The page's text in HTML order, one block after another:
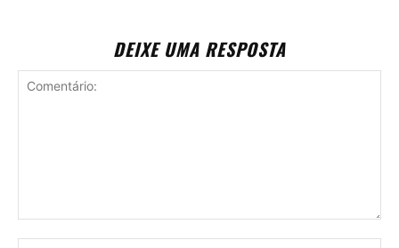
DEIXE UMA RESPOSTA